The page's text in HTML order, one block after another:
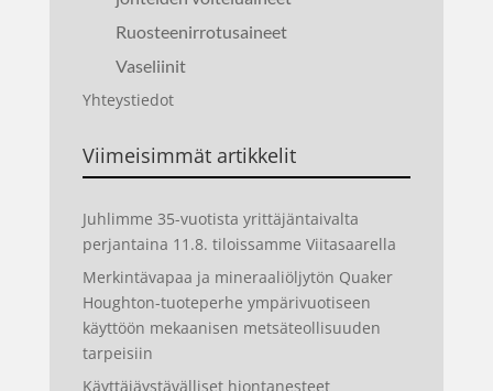
Ruosteenirrotusaineet
Vaseliinit
Yhteystiedot
Viimeisimmät artikkelit
Juhlimme 35-vuotista yrittäjäntaivalta
perjantaina 11.8. tiloissamme Viitasaarella
Merkintävapaa ja mineraaliöljytön Quaker
Houghton-tuoteperhe ympärivuotiseen
käyttöön mekaanisen metsäteollisuuden
tarpeisiin
Käyttäjäystävälliset hiontanesteet